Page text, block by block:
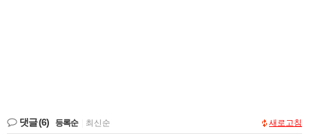
댓글(6) 등록순 최신순 새로고침